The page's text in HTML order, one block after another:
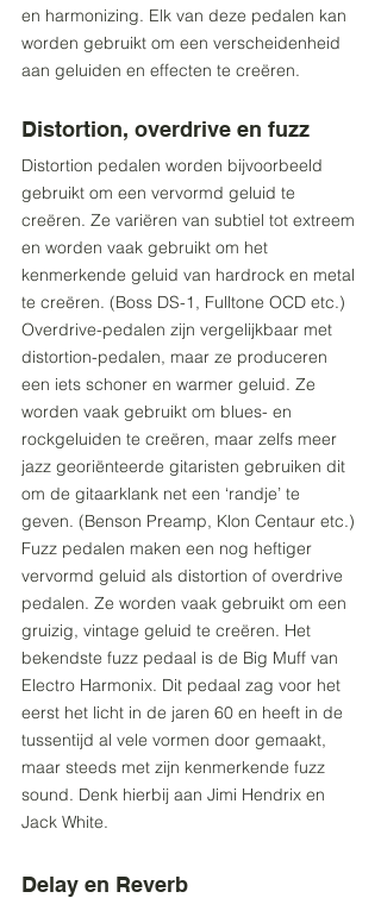
en harmonizing. Elk van deze pedalen kan
worden gebruikt om een verscheidenheid
aan geluiden en effecten te creëren.
Distortion, overdrive en fuzz
Distortion pedalen worden bijvoorbeeld
gebruikt om een vervormd geluid te
creëren. Ze variëren van subtiel tot extreem
en worden vaak gebruikt om het
kenmerkende geluid van hardrock en metal
te creëren. (Boss DS-1, Fulltone OCD etc.)
Overdrive-pedalen zijn vergelijkbaar met
distortion-pedalen, maar ze produceren
een iets schoner en warmer geluid. Ze
worden vaak gebruikt om blues- en
rockgeluiden te creëren, maar zelfs meer
jazz georiënteerde gitaristen gebruiken dit
om de gitaarklank net een ‘randje’ te
geven. (Benson Preamp, Klon Centaur etc.)
Fuzz pedalen maken een nog heftiger
vervormd geluid als distortion of overdrive
pedalen. Ze worden vaak gebruikt om een
gruizig, vintage geluid te creëren. Het
bekendste fuzz pedaal is de Big Muff van
Electro Harmonix. Dit pedaal zag voor het
eerst het licht in de jaren 60 en heeft in de
tussentijd al vele vormen door gemaakt,
maar steeds met zijn kenmerkende fuzz
sound. Denk hierbij aan Jimi Hendrix en
Jack White.
Delay en Reverb